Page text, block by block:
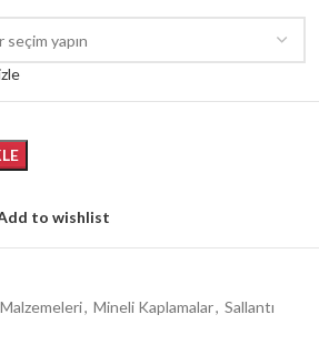
to wishlist
, Mineli Kaplamalar, Sallantı